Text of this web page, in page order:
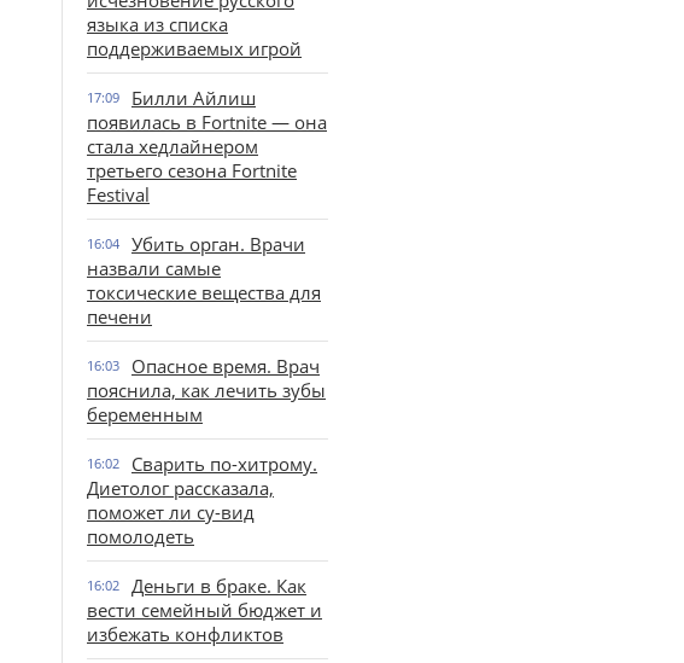
языка из списка
поддерживаемых игрой
17:09
Билли Айлиш
появилась в Fortnite — она
стала хедлайнером
третьего сезона Fortnite
Festival
16:04
Убить орган. Врачи
назвали самые
токсические вещества для
печени
16:03
Опасное время. Врач
пояснила, как лечить зубы
беременным
16:02
Сварить по-хитрому.
Диетолог рассказала,
поможет ли су-вид
помолодеть
16:02
Деньги в браке. Как
вести семейный бюджет и
избежать конфликтов